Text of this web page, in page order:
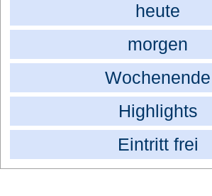
heute
morgen
Wochenende
Highlights
Eintritt frei